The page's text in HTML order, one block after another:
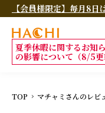
【会員様限定】毎月8
夏季休暇に関するお知
の影響について（8/5更
TOP マチャミさんのレビ